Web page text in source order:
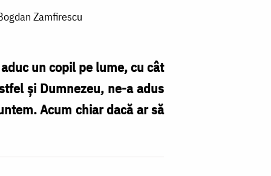
Zamfirescu
un copil pe lume, cu cât
şi Dumnezeu, ne-a adus
Acum chiar dacă ar să